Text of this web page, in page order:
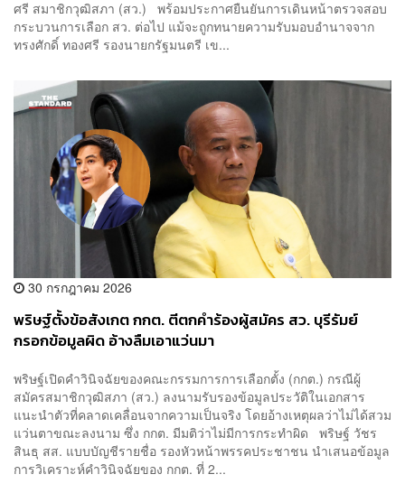
ศรี สมาชิกวุฒิสภา (สว.) พร้อมประกาศยืนยันการเดินหน้าตรวจสอบ
กระบวนการเลือก สว. ต่อไป แม้จะถูกทนายความรับมอบอำนาจจาก
ทรงศักดิ์ ทองศรี รองนายกรัฐมนตรี เข...
30 กรกฎาคม 2026
พริษฐ์ตั้งข้อสังเกต กกต. ตีตกคำร้องผู้สมัคร สว. บุรีรัมย์
กรอกข้อมูลผิด อ้างลืมเอาแว่นมา
พริษฐ์เปิดคำวินิจฉัยของคณะกรรมการการเลือกตั้ง (กกต.) กรณีผู้
สมัครสมาชิกวุฒิสภา (สว.) ลงนามรับรองข้อมูลประวัติในเอกสาร
แนะนำตัวที่คลาดเคลื่อนจากความเป็นจริง โดยอ้างเหตุผลว่าไม่ได้สวม
แว่นตาขณะลงนาม ซึ่ง กกต. มีมติว่าไม่มีการกระทำผิด พริษฐ์ วัชร
สินธุ สส. แบบบัญชีรายชื่อ รองหัวหน้าพรรคประชาชน นำเสนอข้อมูล
การวิเคราะห์คำวินิจฉัยของ กกต. ที่ 2...